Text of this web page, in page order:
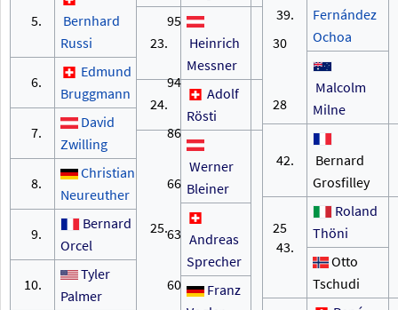
5.
Bernhard
Russi
95
6.
Edmund
Bruggmann
94
7.
David
Zwilling
86
8.
Christian
Neureuther
66
9.
Bernard
Orcel
63
10.
Tyler
Palmer
60
23.
Heinrich
Messner
30
24.
Adolf
Rösti
28
25.
Werner
Bleiner
25
Andreas
Sprecher
Franz
39.
Fernández
Ochoa
Malcolm
Milne
42.
Bernard
Grosfilley
43.
Roland
Thöni
Otto
Tschudi